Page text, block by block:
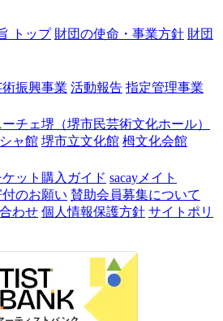
トップ 財団の使命・事業方針 財団
振興事業 活動報告 指定管理事業
チェ堺（堺市民芸術文化ホール）
ャ館 堺市立文化館 栂文化会館
ット購入ガイド sacayメイト
付のお願い 賛助会員募集について
わせ 個人情報保護方針 サイトポリ